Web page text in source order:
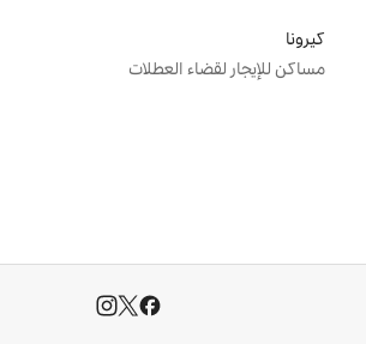
كيرونا
مساكن للإيجار لقضاء العطلات